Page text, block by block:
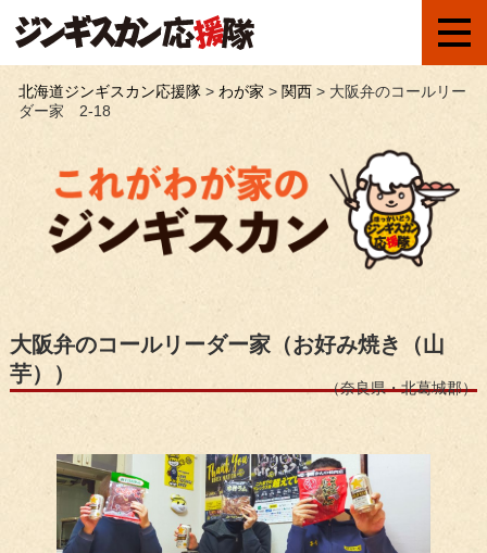
北海道ジンギスカン応援隊> わが家 > 関西 > 大阪弁のコールリー
ダー家 2-18
大阪弁のコールリーダー家（お好み焼き（山
芋））
（奈良県・北葛城郡）